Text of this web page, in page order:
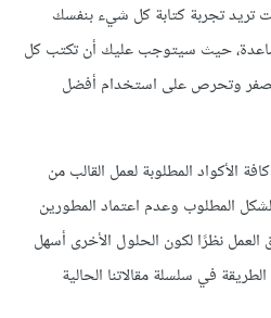
تريد تجربة كتابة كل شيء بنفسك
حيث سيتوجب عليك أن تكتب كل
الصفر وتحرص على استخدام أفضل
الأكواد المطلوبة لعمل القالب من
المطلوب وعدم اعتماد المطورين
نظرًا لكون الحلول الأخرى أسهل
في سلسلة مقالاتنا الحالية